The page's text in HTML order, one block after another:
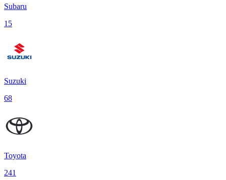
Subaru
15
Suzuki
68
Toyota
241